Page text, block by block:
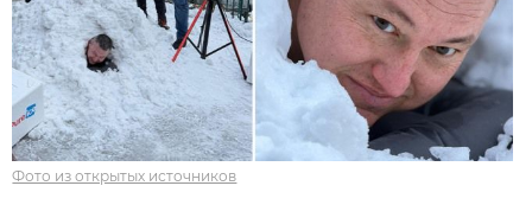
Фото из открытых источников